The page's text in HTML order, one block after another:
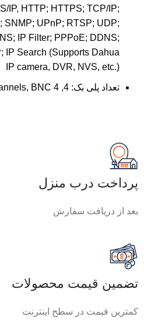
IP, HTTP; HTTPS; TCP/IP;
SNMP; UPnP; RTSP; UDP;
IP Filter; PPPoE; DDNS;
IP Search (Supports Dahua
IP camera, DVR, NVS, etc.)
تعداد پلی بک: 4, 4 channels, BNC
پرداخت درب منزل
بعد از دریافت سفارش
تضمین قیمت محصولات
کمترین قیمت در سطح اینترنت